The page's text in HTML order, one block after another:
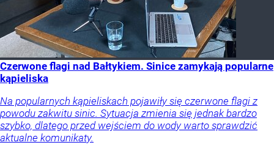
Czerwone flagi nad Bałtykiem. Sinice zamykają popularne
kąpieliska
Na popularnych kąpieliskach pojawiły się czerwone flagi z
powodu zakwitu sinic. Sytuacja zmienia się jednak bardzo
szybko, dlatego przed wejściem do wody warto sprawdzić
aktualne komunikaty.